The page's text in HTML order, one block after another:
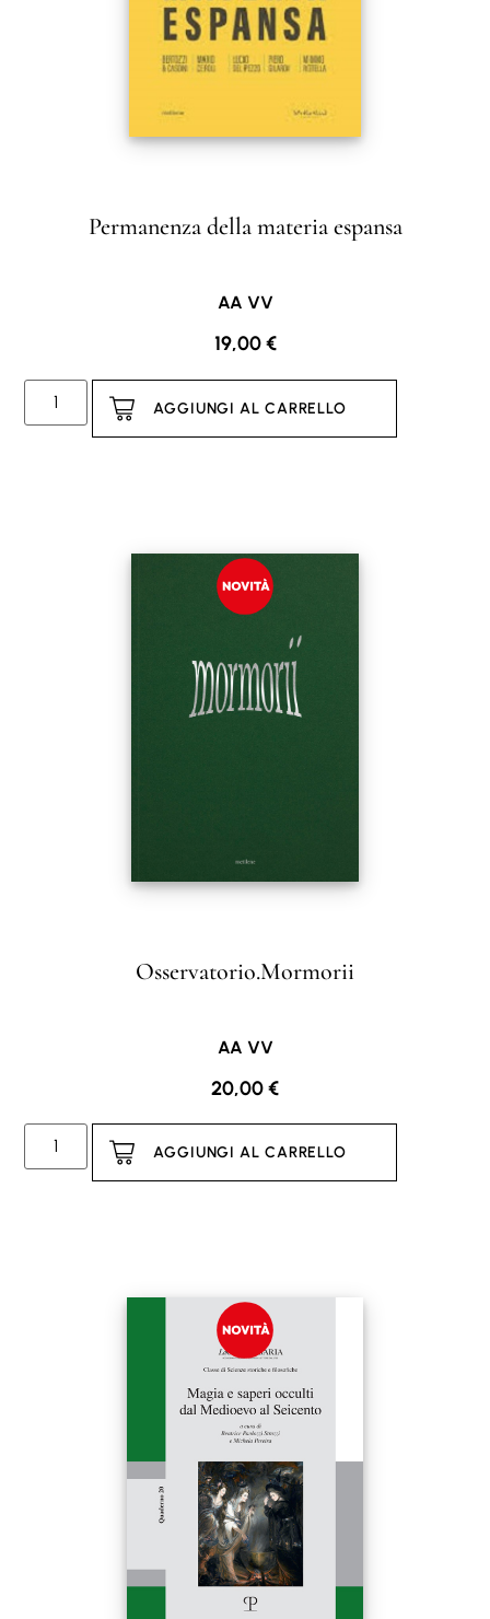
Permanenza della materia espansa
AA VV
19,00€
AGGIUNGI AL CARRELLO
Osservatorio.Mormorii
AA VV
20,00€
AGGIUNGI AL CARRELLO